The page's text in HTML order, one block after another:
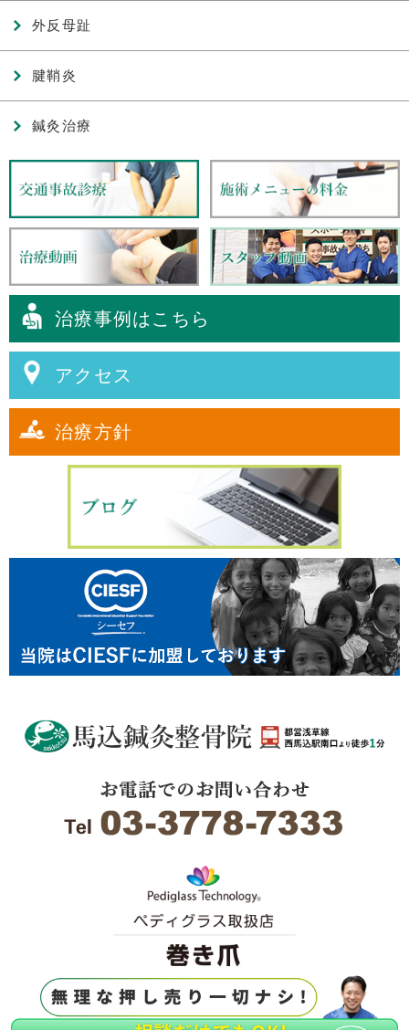
外反母趾
腱鞘炎
鍼灸治療
治療事例はこちら
アクセス
治療方針
Copyright ©2016-2026 馬込鍼灸整骨院.